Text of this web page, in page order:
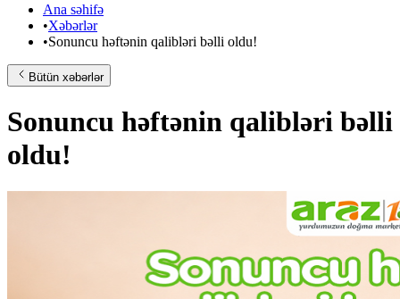
Ana səhifə
•Xəbərlər
•Sonuncu həftənin qalibləri bəlli oldu!
Bütün xəbərlər
Sonuncu həftənin qalibləri bəlli
oldu!